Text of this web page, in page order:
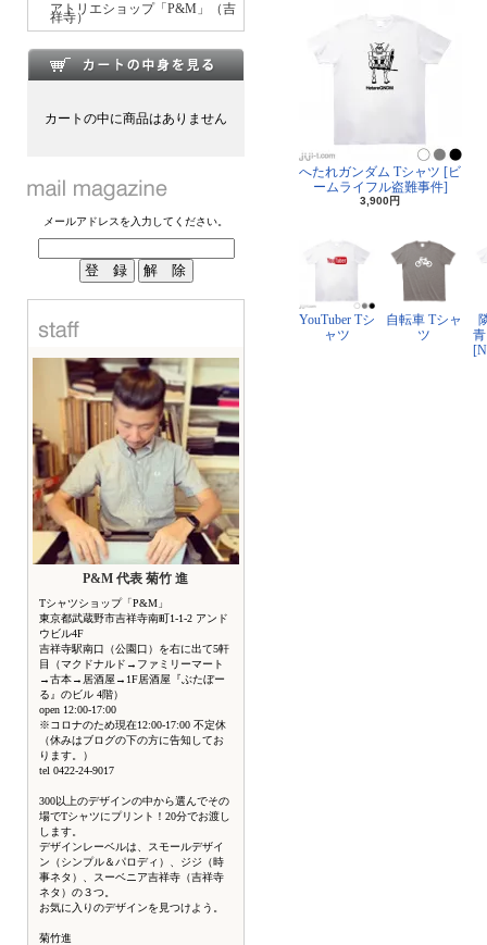
アトリエショップ「P&M」（吉
祥寺）
カートの中に商品はありません
メールアドレスを入力してください。
P&M 代表 菊竹 進
Tシャツショップ「P&M」
東京都武蔵野市吉祥寺南町1-1-2 アンド
ウビル4F
吉祥寺駅南口（公園口）を右に出て5軒
目（マクドナルド→ファミリーマート
→古本→居酒屋→1F居酒屋『ぶたぼー
る』のビル 4階）
open 12:00-17:00
※コロナのため現在12:00-17:00 不定休
（休みはブログの下の方に告知してお
ります。）
tel 0422-24-9017
300以上のデザインの中から選んでその
場でTシャツにプリント！20分でお渡し
します。
デザインレーベルは、スモールデザイ
ン（シンプル＆パロディ）、ジジ（時
事ネタ）、スーベニア吉祥寺（吉祥寺
ネタ）の３つ。
お気に入りのデザインを見つけよう。
菊竹進
へたれガンダム Tシャツ [ビ
ームライフル盗難事件]
3,900円
YouTuber Tシ
ャツ
自転車 Tシャ
ツ